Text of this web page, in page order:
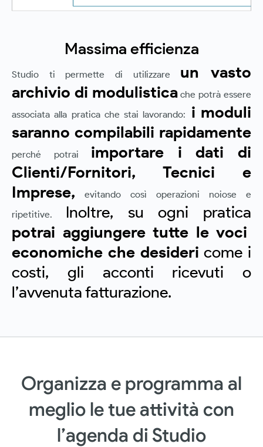
Massima efficienza
Studio ti permette di utilizzare un vasto
archivio di modulisticache potrà essere
associata alla pratica che stai lavorando:
i moduli
saranno compilabili rapidamente
perché potrai importare i dati di
Clienti/Fornitori, Tecnici e
Imprese, evitando così operazioni noiose e
ripetitive.
Inoltre, su ogni pratica
potrai aggiungere tutte le voci
economiche che desideri come i
costi, gli acconti ricevuti o
l’avvenuta fatturazione.
Organizza e programma al
meglio le tue attività con
l’agenda di Studio